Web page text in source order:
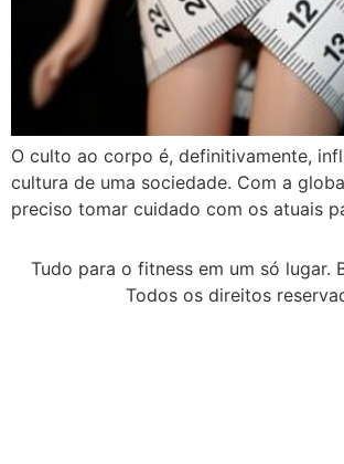
O culto ao corpo é, definitivamente,
cultura de uma sociedade. Com a
preciso tomar cuidado com os atuais
Tudo para o fitness em um só lugar.
Todos os direitos